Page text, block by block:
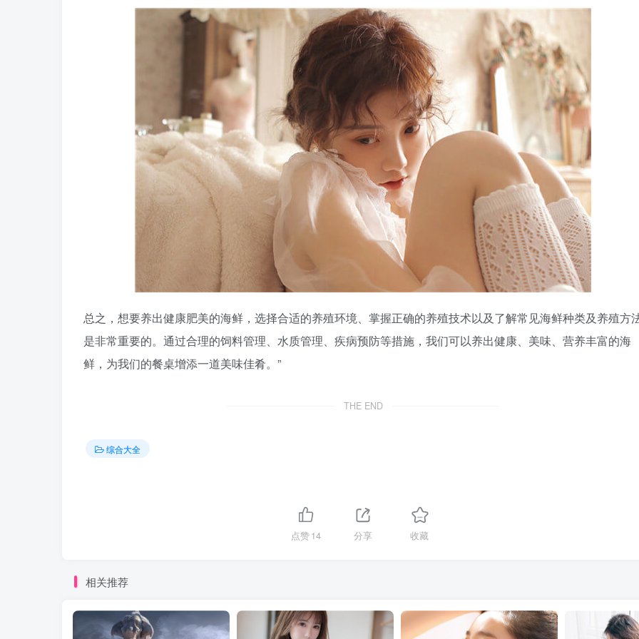
总之，想要养出健康肥美的海鲜，选择合适的养殖环境、掌握正确的养殖技术以及了解常见海鲜种类及养殖方
是非常重要的。通过合理的饲料管理、水质管理、疾病预防等措施，我们可以养出健康、美味、营养丰富的海
鲜，为我们的餐桌增添一道美味佳肴。”
THE END
综合大全
点赞14 分享 收藏
相关推荐